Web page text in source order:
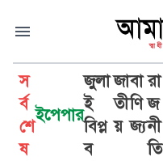
স
র্ব
শে
ষ
ইপেপার
জুলা
ই
বিপ্ল
ব
জা
তী
য়
বা
ণি
জ্য
রা
জ
নী
তি